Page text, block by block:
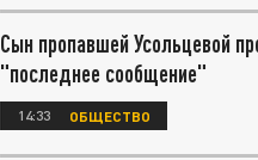
Сын пропавшей Усольцевой
"последнее сообщение"
14:33 ОБЩЕСТВО